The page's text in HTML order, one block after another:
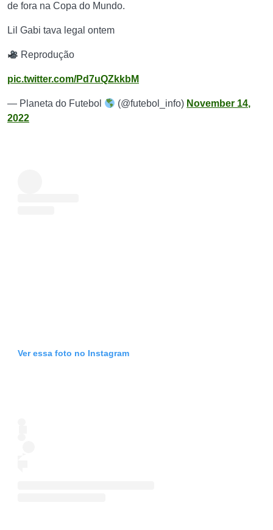
de fora na Copa do Mundo.
Lil Gabi tava legal ontem
Reprodução
pic.twitter.com/Pd7uQZkkbM
— Planeta do Futebol (@futebol_info) November 14,
2022
Ver essa foto no Instagram